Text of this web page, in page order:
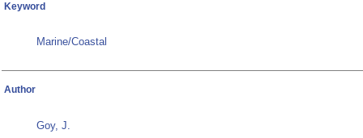
Keyword
Marine/Coastal
Author
Goy, J.